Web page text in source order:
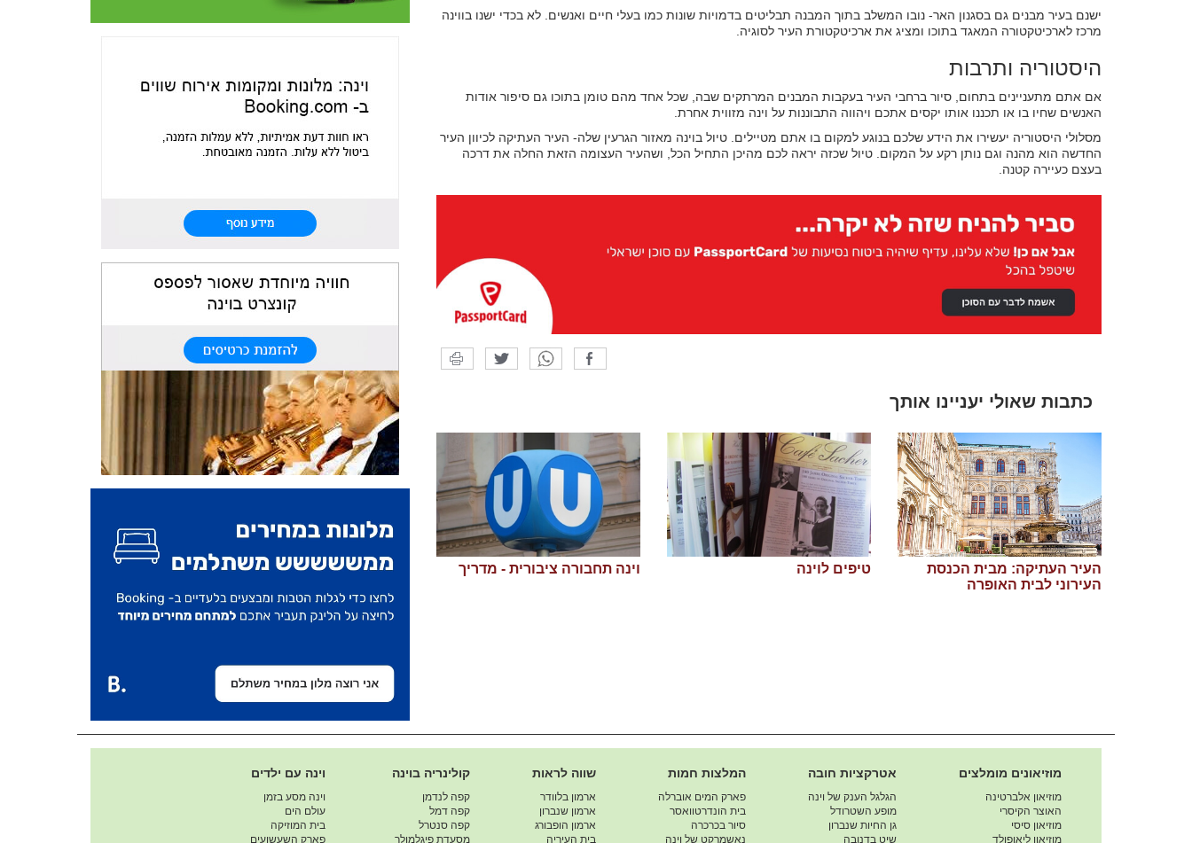
ישנם בעיר מבנים גם בסגנון האר- נובו המשלב בתוך המבנה תבליטים בדמויות שונות כמו בעלי חיים ואנשים. לא בכדי ישנו בווינה
מרכז לארכיטקטורה המאגד בתוכו ומציג את ארכיטקטורת העיר לסוגיה.
היסטוריה ותרבות
אם אתם מתעניינים בתחום, סיור ברחבי העיר בעקבות המבנים המרתקים שבה, שכל אחד מהם טומן בתוכו גם סיפור אודות
האנשים שחיו בו או תכננו אותו יקסים אתכם ויהווה התבוננות על וינה מזווית אחרת.
מסלולי היסטוריה יעשירו את הידע שלכם בנוגע למקום בו אתם מטיילים. טיול בוינה מאזור הגרעין שלה- העיר העתיקה לכיוון העיר
החדשה הוא מהנה וגם נותן רקע על המקום. טיול שכזה יראה לכם מהיכן התחיל הכל, ושהעיר העצומה הזאת החלה את דרכה
בעצם כעיירה קטנה.
כתבות שאולי יעניינו אותך
העיר העתיקה: מבית הכנסת
העירוני לבית האופרה
טיפים לוינה וינה תחבורה ציבורית - מדריך
מוזיאונים מומלצים
מוזיאון אלברטינה
האוצר הקיסרי
מוזיאון סיסי
מוזיאון ליאופולד
אטרקציות חובה
הגלגל הענק של וינה
מופע השטרודל
גן החיות שנברון
שיט בדנובה
המלצות חמות
פארק המים אוברלה
בית הונדרטוואסר
סיור בכרכרה
נאשמרקט של וינה
שווה לראות
ארמון בלוודר
ארמון שנברון
ארמון הופבורג
בית העיריה
קולינריה בוינה
קפה לנדמן
קפה דמל
קפה סנטרל
מסעדת פיגלמולר
וינה עם ילדים
וינה מסע בזמן
עולם הים
בית המוזיקה
פארק השעשועים